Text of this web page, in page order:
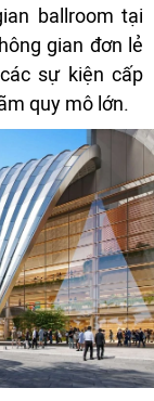
ballroom tại
gian đơn lẻ
sự kiện cấp
quy mô lớn.